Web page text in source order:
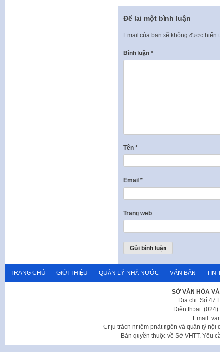
Để lại một bình luận
Email của bạn sẽ không được hiển
Bình luận *
Tên *
Email *
Trang web
TRANG CHỦ GIỚI THIỆU QUẢN LÝ NHÀ NƯỚC VĂN BẢN TIN
SỞ VĂN HÓA
Địa chỉ: Số 47
Điện thoại: (024)
Email:
Chịu trách nhiệm phát ngôn và quản lý nội
Bản quyền thuộc về Sở VHTT. Yêu